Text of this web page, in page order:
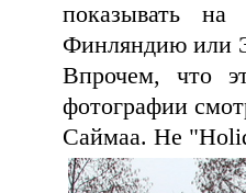
показывать
Финляндию или
Впрочем, что
фотографии
Саймаа. Не